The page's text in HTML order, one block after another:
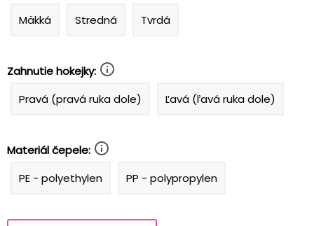
Mäkká
Stredná Tvrdá
Zahnutie hokejky:
Pravá (pravá ruka dole)
Ľavá (ľavá ruka dole)
Materiál čepele:
PE - polyethylen
PP - polypropylen